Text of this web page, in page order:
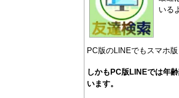
いる
PC版のLINEでもスマホ
しかもPC版LINEでは年
います。